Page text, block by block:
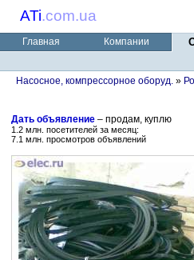
ATi.com.ua
Главная Компании
Насосное, компрессорное оборуд. »
Дать объявление – продам, куплю
1.2 млн. посетителей за месяц:
7.1 млн. просмотров объявлений